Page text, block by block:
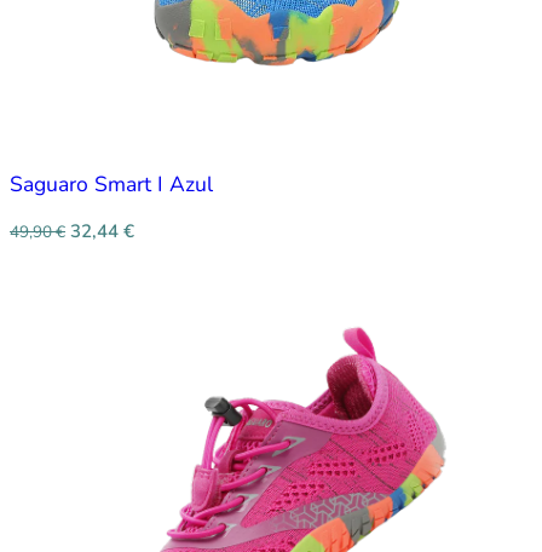
Saguaro Smart I Azul
49,90€ 32,44 €